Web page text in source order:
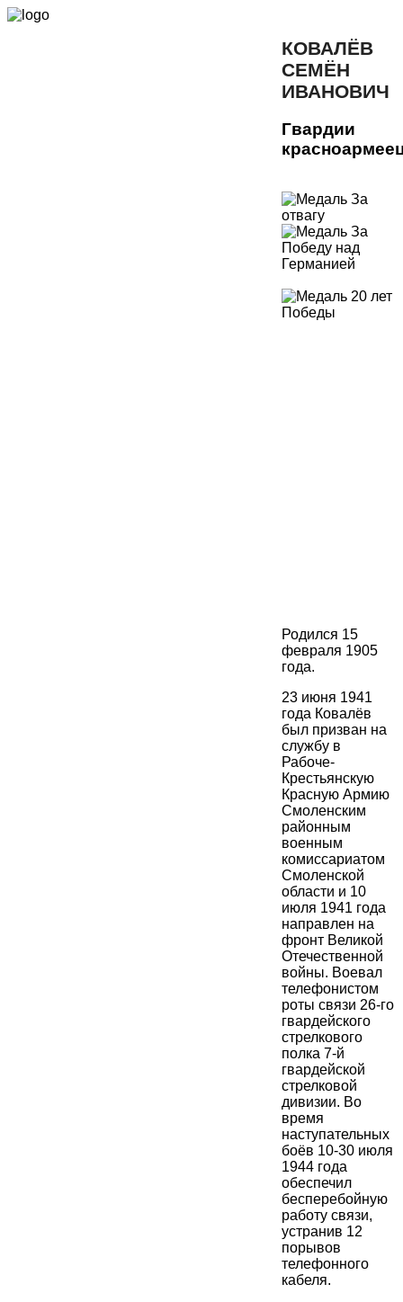
КОВАЛЁВ
СЕМЁН
ИВАНОВИЧ
Гвардии
Родился 15
февраля 1905
года.
23 июня 1941
года Ковалёв
был призван на
службу в
Рабоче-
Крестьянскую
Красную Армию
Смоленским
районным
военным
комиссариатом
Смоленской
области и 10
июля 1941 года
направлен на
фронт Великой
Отечественной
войны. Воевал
телефонистом
роты связи 26-го
гвардейского
стрелкового
полка 7-й
гвардейской
стрелковой
дивизии. Во
время
наступательных
боёв 10-30 июля
1944 года
обеспечил
бесперебойную
работу связи,
устранив 12
порывов
телефонного
кабеля.